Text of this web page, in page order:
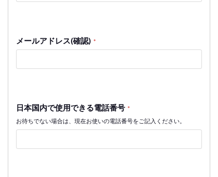
メールアドレス(確認) *
日本国内で使用できる電話番号 *
お待ちでない場合は、現在お使いの電話番号をご記入ください。